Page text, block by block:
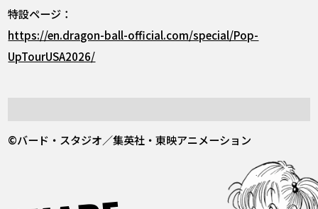
特設ページ：
https://en.dragon-ball-official.com/special/Pop-
UpTourUSA2026/
©バード・スタジオ／集英社・東映アニメーション